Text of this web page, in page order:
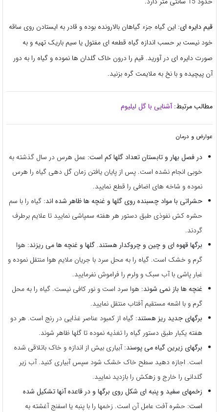
قیم دایره ای: این گیاه جزء گیاهان بالارونده بوده و قادر به ایستادن روی ساقه
خود نیست بر حسب اندازه گیاه قطعه ای مفتول یا سیم باریک تهیه و به
صورت دایره ای در آورید. قیم را درون خاک گلدان ها نموده و گیاه را به دور
آن پیچیده و با نخ به ملایمت گره بزنید.
مطالب مرتبط:آشنایی با گل لیلیوم
عوارض و درمان
در فصل بهار و تابستان تعداد گلها کم است: عمل هرس در سال گذشته به
خوبی انجام نشده است. پس از پایان یافتن زمان گل دهی گیاه را هرس
نموده و شاخه های اضافی را قطع نمایید.
حشراتی با مواد چسبنده روی گلها و غنچه ها ظاهر شده اند: گیاه را با سم
حشره کش نفوذی طبق دستور هر هفته سمپاشی نمایید تا علایم برطرف
گردند.
برگها قهوه ای و چین و چروکدار هستند. گلها و غنچه ها می ریزند: هوا
گرم و خشک است. گیاه را به محل سرد با جریان ملایم هوا منتقل نموده و
غبار پاشی با آب سبک و ولرم را فراموش نفرمایید.
غنچه ها باز نمی شوند: هوا سرد است و نور کافی نیست. گیاه را به محل
گرم و با اشعه مستقیم آفتاب منتقل نمایید.
برگهای جدید ریز هستند: گیاه از کمبود عناصر غذایی در رنج است. هر دو
هفته یکبار طبق دستور گیاه را تغذیه نموده تا گلها ظاهر شوند.
برگهای زیرین گیاه می پوسند:آبیاری بیش از اندازه و خاک باتلاقی شده
است. اجازه دهید سطح خاک خشک شود سپس آبیاری کنید. آب زیر
گلدانی را خارج و زهکش را بازدید نمایید.
زخمهای سفید و پنبه ای شکل روی برگها و در قاعده آنها تشکیل شده
است: حشره آفت عامل آن است. زخمها را با پنبه یا اسفنج آغشته به